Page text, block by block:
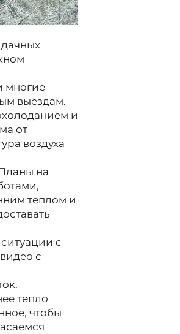
многие
выездам.
и
от
воздуха
на
теплом и
с
с
тепло
чтобы